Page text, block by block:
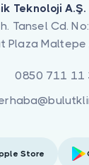
Teknoloji A.Ş.
Tansel Cd.
Plaza
0850 711 11
Store